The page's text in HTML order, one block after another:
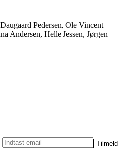
Pedersen, Ole Vincent
Andersen, Helle Jessen, Jørgen